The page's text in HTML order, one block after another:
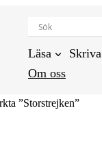
Läsa Skriva
Om oss
”Storstrejken”